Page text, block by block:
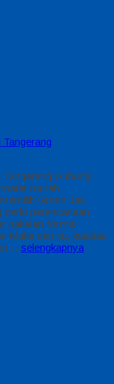
Hubungi
murah
Grosir Jas
perlu perencanaan
pakaian formal
Maka dari itu, kualitas
selengkapnya